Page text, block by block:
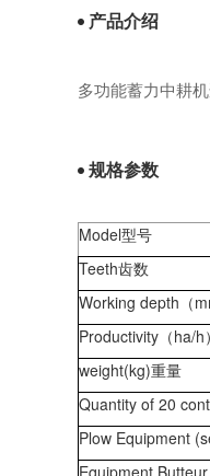
产品介绍
多功能蓄力中耕
规格参数
Model型号
Teeth齿数
Working depth （
Productivity （ha/h）
weight(kg)重量
Quantity of 20
Plow Equipment
Equipment